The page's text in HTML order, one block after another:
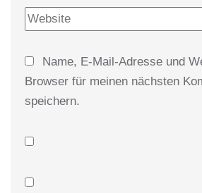
Name, E-Mail-Adresse und
Browser für meinen nächsten
speichern.